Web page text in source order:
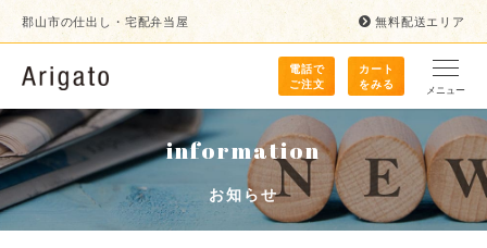
郡山市の仕出し・宅配弁当屋 無料配送エリア
電話で
ご注文
カート
をみる
メニュー
information
お知らせ